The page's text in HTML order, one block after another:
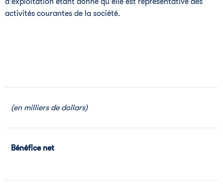
activités courantes de la société.
(en milliers de dollars)
Bénéfice net